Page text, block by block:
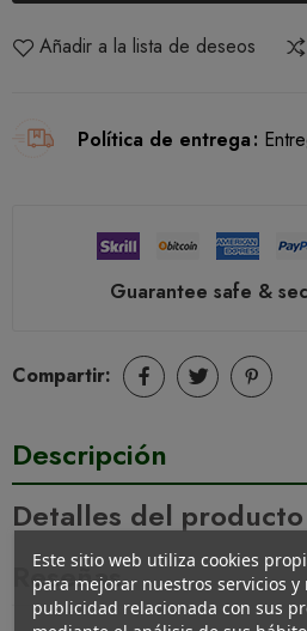
Añadir a la lista de deseos
Política de entrega
Guarantee safe &
Compartir:
Descripción
Detalles del producto
Reseñas
Este sitio web utiliza cookies
para mejorar nuestros servicios y
publicidad relacionada con sus